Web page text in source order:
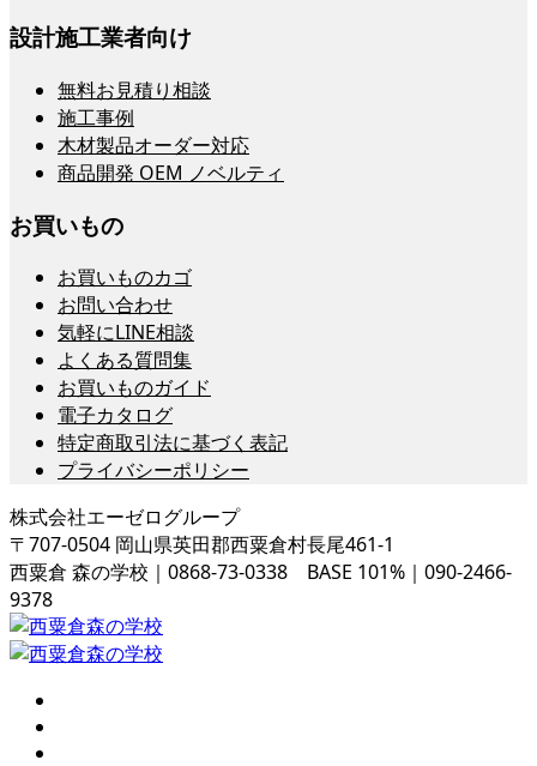
設計施工業者向け
無料お見積り相談
施工事例
木材製品オーダー対応
商品開発 OEM ノベルティ
お買いもの
お買いものカゴ
お問い合わせ
気軽にLINE相談
よくある質問集
お買いものガイド
電子カタログ
特定商取引法に基づく表記
プライバシーポリシー
株式会社エーゼログループ
〒707-0504 岡山県英田郡西粟倉村長尾461-1
西粟倉 森の学校｜0868-73-0338 BASE 101%｜090-2466-
9378